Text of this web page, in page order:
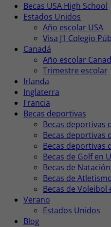
Becas USA High School
Estados Unidos
Año escolar USA
Visa J1 Colegio
Canadá
Año escolar
Trimestre escolar
Irlanda
Inglaterra
Francia
Becas deportivas
Becas deportivas
Becas deportivas
Becas deportivas
Becas de Golf en
Becas de
Becas de
Becas de Voleibol
Verano
Estados Unidos
Blog